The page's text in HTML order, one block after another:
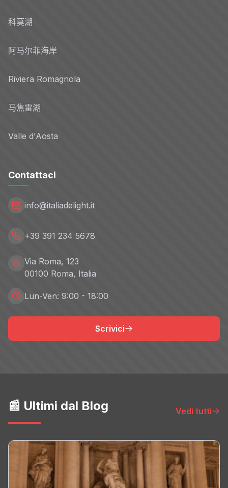
科莫湖
阿马尔菲海岸
Riviera Romagnola
马焦雷湖
Valle d'Aosta
Contattaci
info@italiadelight.it
+39 391 234 5678
Via Roma, 123
00100 Roma, Italia
Lun-Ven: 9:00 - 18:00
Scrivici
📰 Ultimi dal Blog Vedi tutti